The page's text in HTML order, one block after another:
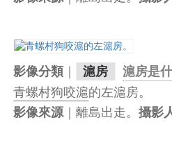
影像分類｜ 滬房 滬房是
青螺村狗咬滬的左滬房。
影像來源｜離島出走。攝影